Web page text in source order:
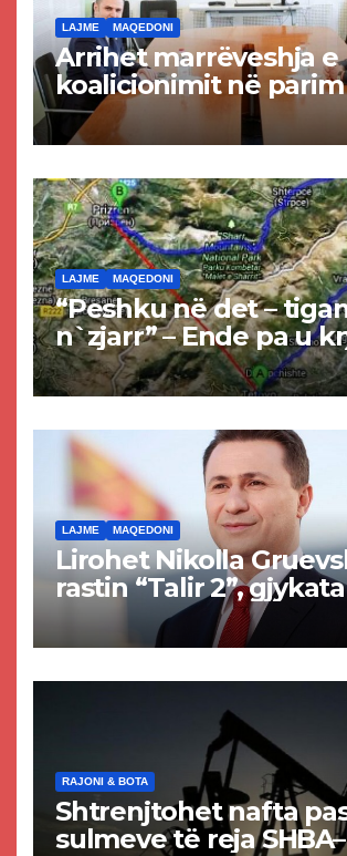
LAJME MAQEDONI
Arrihet marrëveshja e
koalicionimit në
Kurtit dhe Abdixhikut
LAJME MAQEDONI
“Peshku në det –
n`zjarr” – Ende pa u
projekti i tunelit,
Tetovës nis punimet
LAJME MAQEDONI
Lirohet Nikolla
rastin “Talir 2”,
akuzat për ndërtimin e
paligjshëm të selisë së
RAJONI & BOTA
Shtrenjtohet nafta
sulmeve të reja